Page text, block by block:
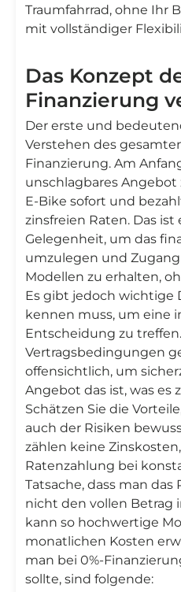
Traumfahrrad, ohne Ihr
mit vollständiger
Das Konzept
Finanzierung
Der erste und
Verstehen des
Finanzierung. Am
unschlagbares Angebot
E-Bike sofort und
zinsfreien Raten. Das
Gelegenheit, um das
umzulegen und
Modellen zu erhalten,
Es gibt jedoch wichtige
kennen muss, um eine
Entscheidung zu
Vertragsbedingungen
offensichtlich, um
Angebot das ist, was es
Schätzen Sie die
auch der Risiken
zählen keine
Ratenzahlung bei
Tatsache, dass man
nicht den vollen Betrag
kann so hochwertige
monatlichen Kosten
man bei 0%-
sollte, sind folgende: